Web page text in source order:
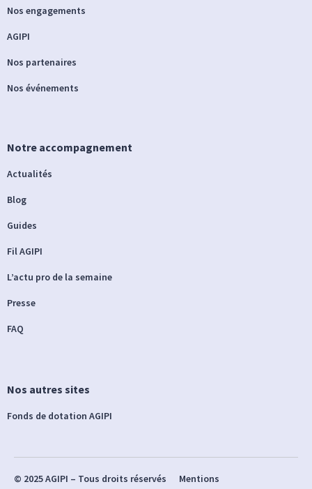
Nos engagements
AGIPI
Nos partenaires
Nos événements
Notre accompagnement
Actualités
Blog
Guides
Fil AGIPI
L’actu pro de la semaine
Presse
FAQ
Nos autres sites
Fonds de dotation AGIPI
© 2025 AGIPI – Tous droits réservés Mentions